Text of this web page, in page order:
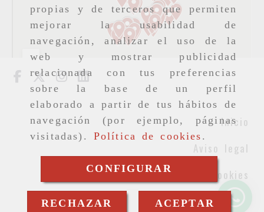
propias y de terceros que permiten
mejorar la usabilidad de
navegación, analizar el uso de la
web y mostrar publicidad
relacionada con tus preferencias
sobre la base de un perfil
elaborado a partir de tus hábitos de
navegación (por ejemplo, páginas
visitadas). Política de cookies .
CONFIGURAR
RECHAZAR ACEPTAR
Inicio
Aviso legal
Cookies
Privacidad